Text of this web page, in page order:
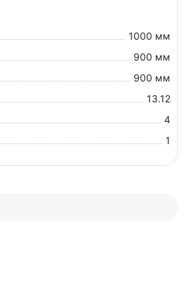
1000 мм
900 мм
900 мм
13.12
4
1